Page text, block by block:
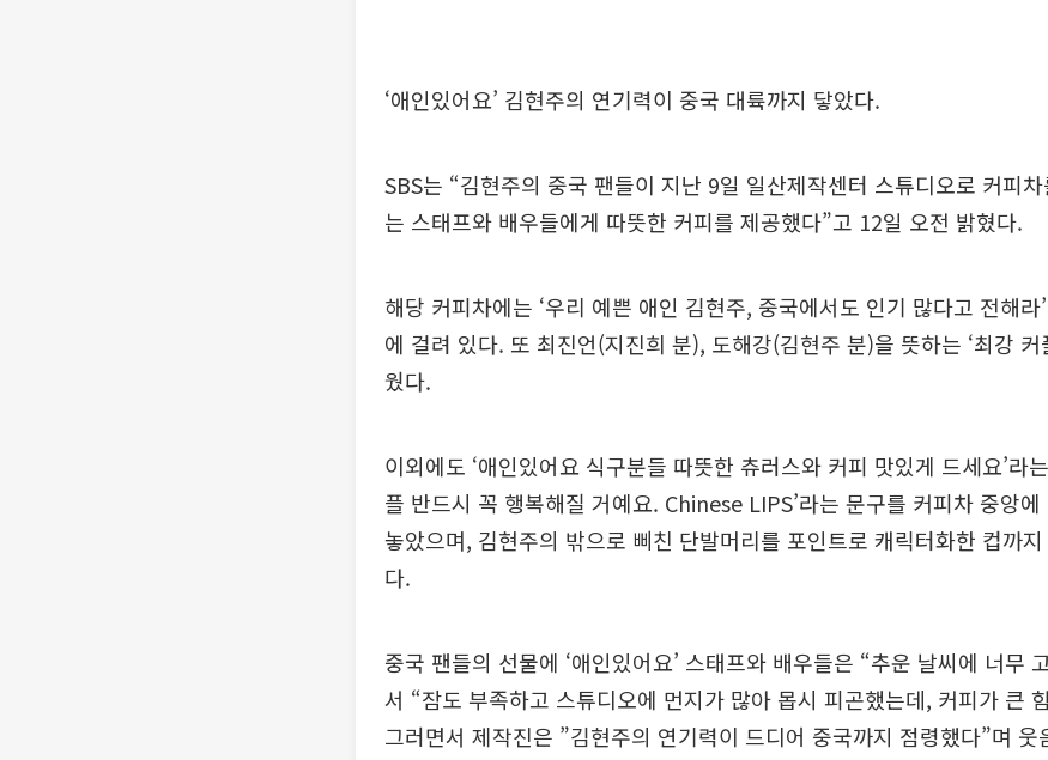
‘애인있어요’ 김현주의 연기력이 중국 대륙까지 닿았다.
SBS는 “김현주의 중국 팬들이 지난 9일 일산제작센터 스튜디오로 커피
는 스태프와 배우들에게 따뜻한 커피를 제공했다”고 12일 오전 밝혔다.
해당 커피차에는 ‘우리 예쁜 애인 김현주, 중국에서도 인기 많다고 전해라
에 걸려 있다. 또 최진언(지진희 분), 도해강(김현주 분)을 뜻하는 ‘최강 커
웠다.
이외에도 ‘애인있어요 식구분들 따뜻한 츄러스와 커피 맛있게 드세요’라
플 반드시 꼭 행복해질 거예요. Chinese LIPS’라는 문구를 커피차 중앙
놓았으며, 김현주의 밖으로 삐친 단발머리를 포인트로 캐릭터화한 컵까
다.
중국 팬들의 선물에 ‘애인있어요’ 스태프와 배우들은 “추운 날씨에 너무
서 “잠도 부족하고 스튜디오에 먼지가 많아 몹시 피곤했는데, 커피가 큰
그러면서 제작진은 ”김현주의 연기력이 드디어 중국까지 점령했다”며 웃